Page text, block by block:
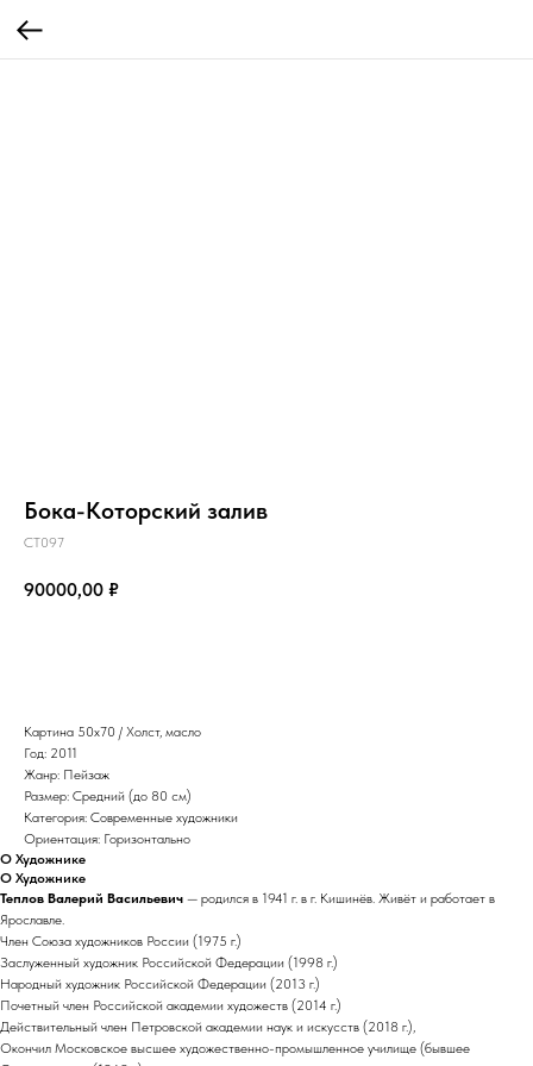
Бока-Которский залив
СТ097
90000,00 ₽
Картина 50х70 / Холст, масло
Год: 2011
Жанр: Пейзаж
Размер: Средний (до 80 см)
Категория: Современные художники
Ориентация: Горизонтально
О Художнике
О Художнике
Теплов Валерий Васильевич — родился в 1941 г. в г. Кишинёв. Живёт и работает в
Ярославле.
Член Союза художников России (1975 г.)
Заслуженный художник Российской Федерации (1998 г.)
Народный художник Российской Федерации (2013 г.)
Почетный член Российской академии художеств (2014 г.)
Действительный член Петровской академии наук и искусств (2018 г.),
Окончил Московское высшее художественно-промышленное училище (бывшее